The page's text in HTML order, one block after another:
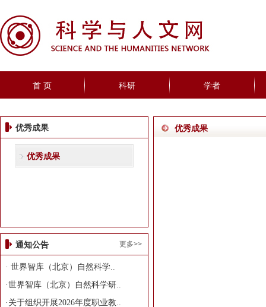
首 页 科研 学者
优秀成果
优秀成果
通知公告 更多>>
· 世界智库（北京）自然科学..
·世界智库（北京）自然科学研..
· 关于组织开展2026年度职业教..
优秀成果